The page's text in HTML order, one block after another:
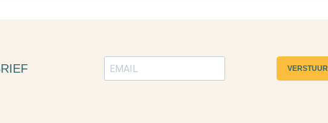
VERSTUUR